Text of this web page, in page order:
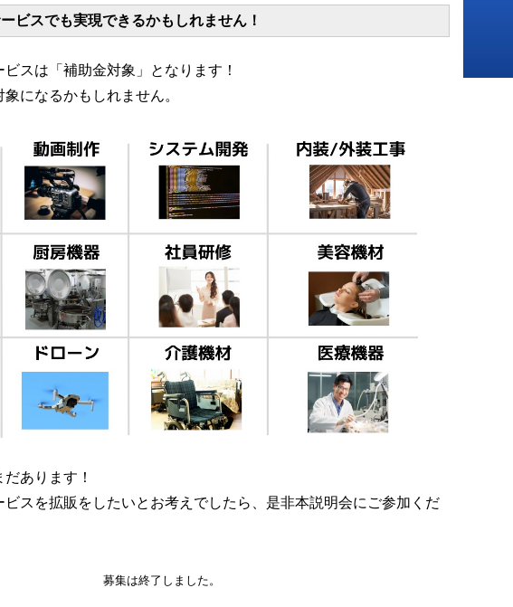
ビスでも実現できるかもしれません！
スは「補助金対象」となります！
になるかもしれません。
あります！
ビスを拡販をしたいとお考えでしたら、是非本説明会にご参加くだ
募集は終了しました。